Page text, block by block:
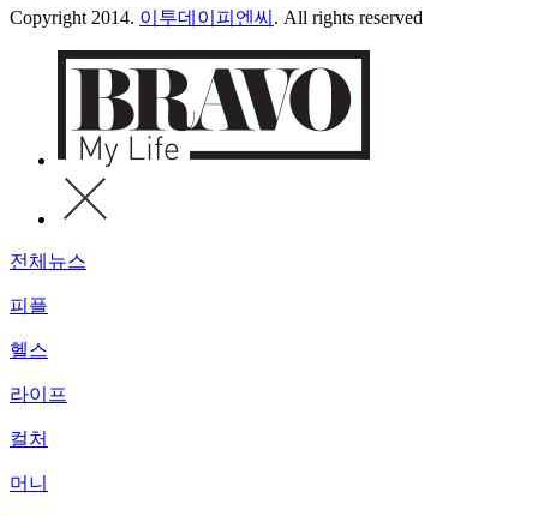
Copyright 2014. 이투데이피엔씨 . All rights reserved
전체뉴스
피플
헬스
라이프
컬처
머니